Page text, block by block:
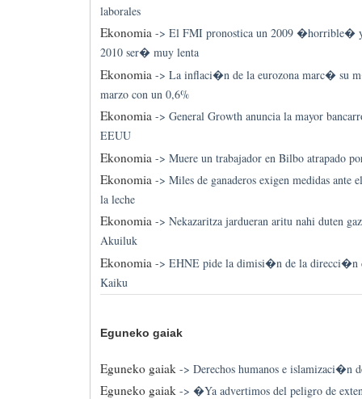
laborales
Ekonomia-> El FMI pronostica un 2009 �horrible�
2010 ser� muy lenta
Ekonomia -> La inflaci�n de la eurozona marc� su
marzo con un 0,6%
Ekonomia-> General Growth anuncia la mayor
EEUU
Ekonomia -> Muere un trabajador en Bilbo atrapado
Ekonomia-> Miles de ganaderos exigen medidas ante
la leche
Ekonomia-> Nekazaritza jardueran aritu nahi duten
Akuiluk
Ekonomia -> EHNE pide la dimisi�n de la direcci�n
Kaiku
Eguneko gaiak
Eguneko gaiak -> Derechos humanos e islamizaci�n
Eguneko gaiak-> �Ya advertimos del peligro de